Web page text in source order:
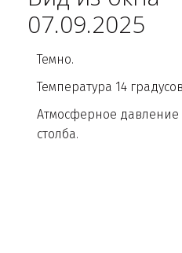
07.09.2025
Темно.
Температура 14
Атмосферное давление
столба.